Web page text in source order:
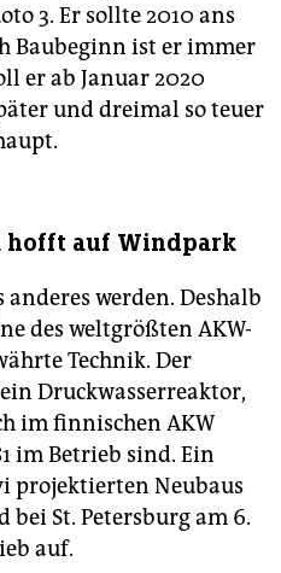
3. Er sollte 2010 ans
Baubeginn ist er immer
er ab Januar 2020
und dreimal so teuer
hofft auf Windpark
werden. Deshalb
des weltgrößten AKW-
Technik. Der
Druckwasserreaktor,
im finnischen AKW
im Betrieb sind. Ein
projektierten Neubaus
St. Petersburg am 6.
auf.